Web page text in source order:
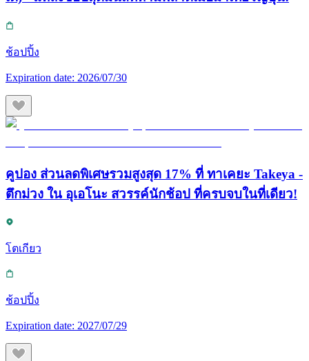
ช้อปปิ้ง
Expiration date: 2026/07/30
คูปอง ส่วนลดพิเศษรวมสูงสุด 17% ที่ ทาเคยะ Takeya -
ตึกม่วง ใน อุเอโนะ สวรรค์นักช้อป ที่ครบจบในที่เดียว!
โตเกียว
ช้อปปิ้ง
Expiration date: 2027/07/29